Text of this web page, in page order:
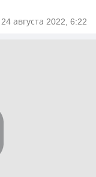
24 августа 2022, 6:22